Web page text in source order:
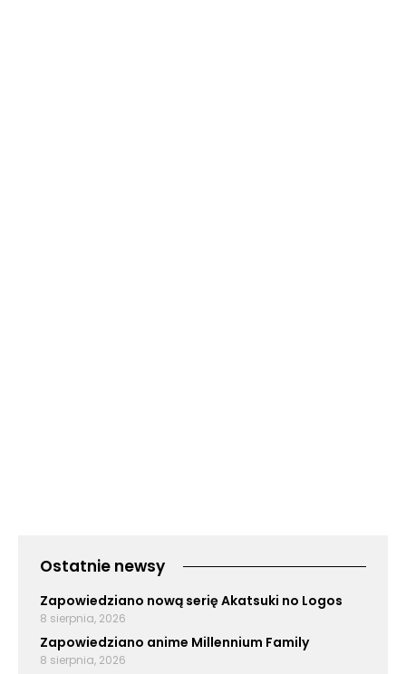
Ostatnie newsy
Zapowiedziano nową serię Akatsuki no Logos
8 sierpnia, 2026
Zapowiedziano anime Millennium Family
8 sierpnia, 2026